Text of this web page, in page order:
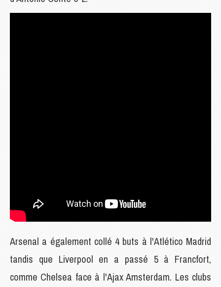
Arsenal a également collé 4 buts à l'Atlético Madrid
tandis que Liverpool en a passé 5 à Francfort,
comme Chelsea face à l'Ajax Amsterdam. Les clubs